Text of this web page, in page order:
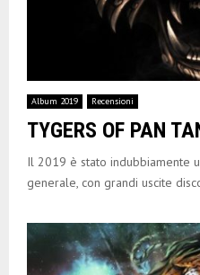
Album 2019 Recensioni
TYGERS OF PAN
Il 2019 è stato indubbiamente
generale, con grandi uscite